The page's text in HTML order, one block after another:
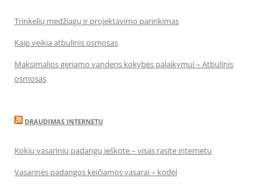
Trinkelių medžiagų ir projektavimo parinkimas
Kaip veikia atbulinis osmosas
Maksimalios geriamo vandens kokybės palaikymui – Atbulinis
osmosas
DRAUDIMAS INTERNETU
Kokių vasarinių padangų ieškote – visas rasite internetu
Vasarinės padangos keičiamos vasarai – kodėl